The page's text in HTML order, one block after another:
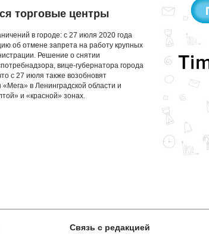
торговые центры
в городе: с 27 июля 2020 года
об отмене запрета на работу крупных
Решение о снятии
вице-губернатора города
с 27 июля также возобновят
в Ленинградской области и
и «красной» зонах.
Связь с редакцией